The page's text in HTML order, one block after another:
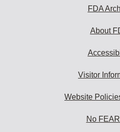
FDA
About
Visitor
Website
No